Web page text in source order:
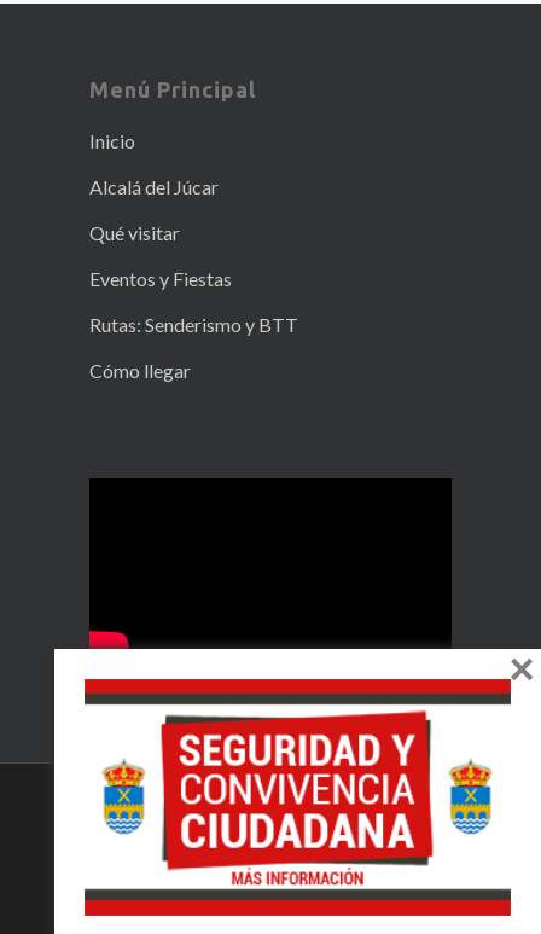
Menú Principal
Inicio
Alcalá del Júcar
Qué visitar
Eventos y Fiestas
Rutas: Senderismo y BTT
Cómo llegar
© 2026 Alcalá del Júcar.Web realizada por
AGROMARKETING
×